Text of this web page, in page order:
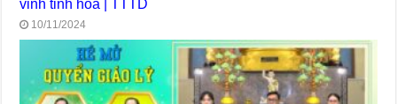
vinh tinh hoa | TTTD
10/11/2024